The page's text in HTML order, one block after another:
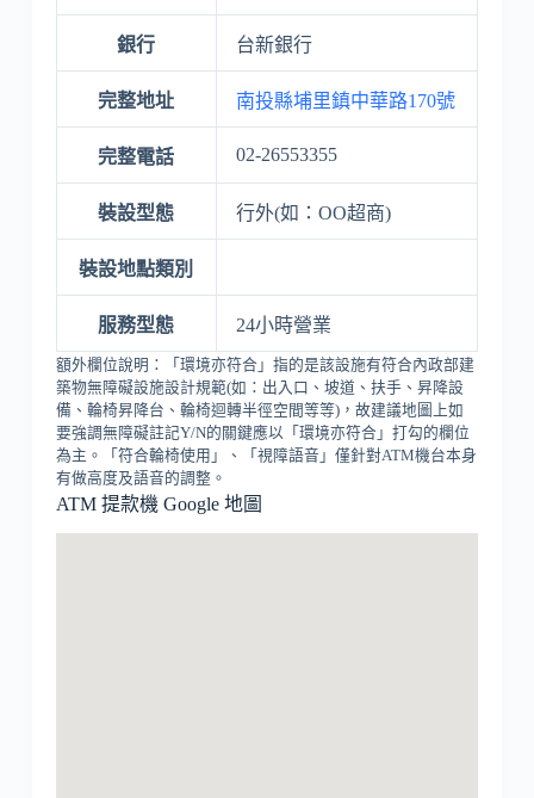
銀行 台新銀行
完整地址 南投縣埔里鎮中華路170號
完整電話 02-26553355
裝設型態 行外(如：OO超商)
裝設地點類別
服務型態 24小時營業
額外欄位說明：「環境亦符合」指的是該設施有符合內政部建
築物無障礙設施設計規範(如：出入口、坡道、扶手、昇降設
備、輪椅昇降台、輪椅迴轉半徑空間等等)，故建議地圖上如
要強調無障礙註記Y/N的關鍵應以「環境亦符合」打勾的欄位
為主。「符合輪椅使用」、「視障語音」僅針對ATM機台本身
有做高度及語音的調整。
ATM 提款機 Google 地圖